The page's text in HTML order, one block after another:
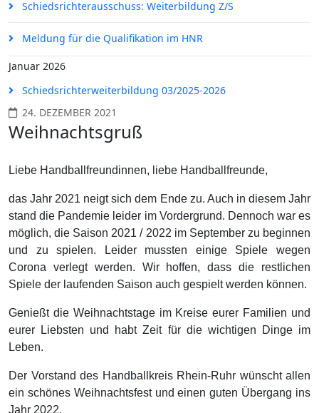
Schiedsrichterausschuss: Weiterbildung Z/S
Meldung für die Qualifikation im HNR
Januar 2026
Schiedsrichterweiterbildung 03/2025-2026
24. DEZEMBER 2021
Weihnachtsgruß
Liebe Handballfreundinnen, liebe Handballfreunde,
das Jahr 2021 neigt sich dem Ende zu. Auch in diesem Jahr
stand die Pandemie leider im Vordergrund. Dennoch war es
möglich, die Saison 2021 / 2022 im September zu beginnen
und zu spielen. Leider mussten einige Spiele wegen
Corona verlegt werden. Wir hoffen, dass die restlichen
Spiele der laufenden Saison auch gespielt werden können.
Genießt die Weihnachtstage im Kreise eurer Familien und
eurer Liebsten und habt Zeit für die wichtigen Dinge im
Leben.
Der Vorstand des Handballkreis Rhein-Ruhr wünscht allen
ein schönes Weihnachtsfest und einen guten Übergang ins
Jahr 2022.